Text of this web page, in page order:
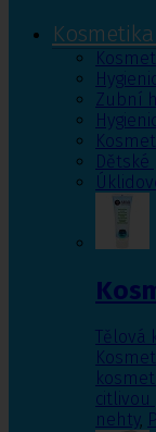
Zubní
Dětské
Tělová
citlivou
nehty,